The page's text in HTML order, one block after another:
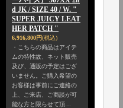
d JK / SIZE 40 / W. "
SUPER JUICY LEAT
HER PATCH "
6,916,800円(税込)
・こちらの商品はアイテ
ムの特性故、ネット販売
及び、通販の予定はござ
いません。ご購入希望の
お客様は事前にご連絡の
上、ご来店、ご商談が可
能な方と限らせて頂…